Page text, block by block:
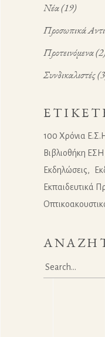
Νέα(19)
Προσωπικά
Προτεινόμενα
Συνδικαλιστές
100 Χρόνια
Βιβλιοθήκη
Εκδηλώσεις
Εκπαιδευτικά
Search
for: